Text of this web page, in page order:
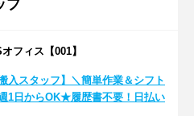
プ
フィス【001】
入スタッフ】＼簡単作業＆シフト
1日からOK★履歴書不要！日払い